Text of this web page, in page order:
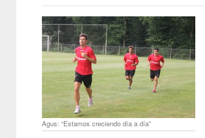
Agus: “Estamos creciendo día a día”